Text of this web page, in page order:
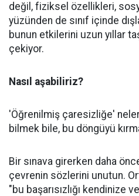
değil, fiziksel özellikleri,
yüzünden de sınıf içinde
bunun etkilerini uzun yıllar
çekiyor.
Nasıl aşabiliriz?
'Öğrenilmiş çaresizliğe'
bilmek bile, bu döngüyü
Bir sınava girerken daha
çevrenin sözlerini unutun.
"bu başarısızlığı kendinize